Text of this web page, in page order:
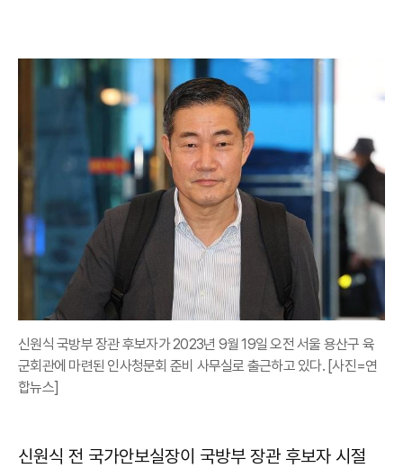
신원식 국방부 장관 후보자가 2023년 9월 19일 오전 서울 용산구 육
군회관에 마련된 인사청문회 준비 사무실로 출근하고 있다. [사진=연
합뉴스]
신원식 전 국가안보실장이 국방부 장관 후보자 시절